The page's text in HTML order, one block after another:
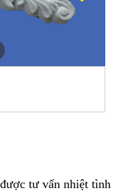
tư vấn nhiệt tình